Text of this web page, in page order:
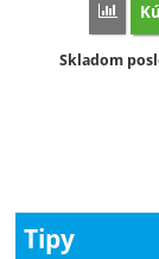
Dostupnosť:
Skladom
Tipy